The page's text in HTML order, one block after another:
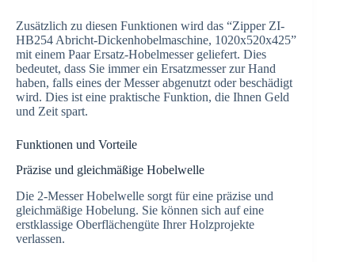
Zusätzlich zu diesen Funktionen wird das “Zipper ZI-
HB254 Abricht-Dickenhobelmaschine, 1020x520x425”
mit einem Paar Ersatz-Hobelmesser geliefert. Dies
bedeutet, dass Sie immer ein Ersatzmesser zur Hand
haben, falls eines der Messer abgenutzt oder beschädigt
wird. Dies ist eine praktische Funktion, die Ihnen Geld
und Zeit spart.
Funktionen und Vorteile
Präzise und gleichmäßige Hobelwelle
Die 2-Messer Hobelwelle sorgt für eine präzise und
gleichmäßige Hobelung. Sie können sich auf eine
erstklassige Oberflächengüte Ihrer Holzprojekte
verlassen.